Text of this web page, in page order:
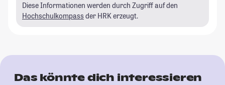
Diese Informationen werden durch Zugriff auf den
Hochschulkompass der HRK erzeugt.
Das könnte dich interessieren